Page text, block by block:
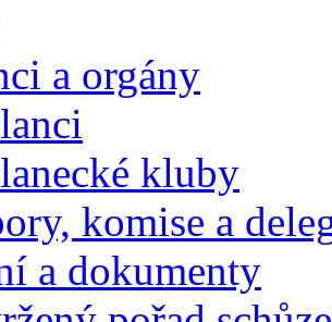
a orgány
kluby
komise a
a dokumenty